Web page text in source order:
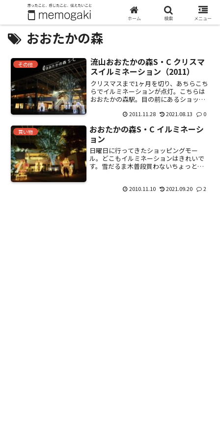
おおたかの森
その他
流山おおたかの森S・C クリスマ
スイルミネーション（2011）
クリスマスまで1ヶ月を切り、あちらこち
らでイルミネーションが点灯。こちらは
おおたかの森駅。目の前にあるショッピ
気。カラフル。小屋？赤丸。ツリー。こ
なっているらしい。夜は...
2011.11.28 2021.08.13 0
買い物
おおたかの森S・C イルミネーシ
ョン
日曜日に行ってきたショッピングモー
ル。どこもイルミネーションはきれいで
す。雪だるま木普段買わないちょっと明
こまで値引きをしたら原価割れで
2010.11.10 2021.09.20 2
ホーム 検索 メニュー